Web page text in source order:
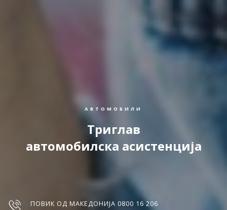
АВТОМОБИЛИ
Триглав
автомобилска асистенција
ПОВИК ОД МАКЕДОНИЈА 0800 16 206